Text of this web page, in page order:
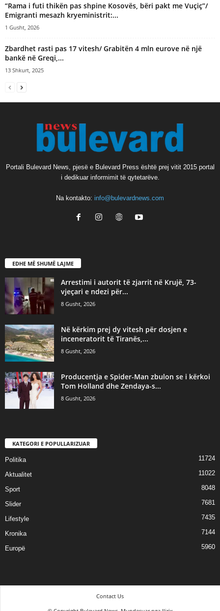
“Rama i futi thikën pas shpine Kosovës, bëri pakt me Vuçiç”/
Emigranti mesazh kryeministrit:...
1 Gusht, 2026
Zbardhet rasti pas 17 vitesh/ Grabitën 4 mln eurove në një
bankë në Greqi,...
13 Shkurt, 2025
Portali Bulevard News, pjesë e Bulevard Press është prej vitit 2015 portal
i dedikuar informimit të qytetarëve.
Na kontakto: info@bulevardnews.com
EDHE MË SHUMË LAJME
Arrestimi i autorit të zjarrit në Krujë, 73-
vjeçari e ndezi për...
8 Gusht, 2026
Në kërkim prej dy vitesh për dosjen e
inceneratorit të Tiranës,...
8 Gusht, 2026
Producentja e Spider-Man zbulon se i kërkoi
Tom Holland dhe Zendaya-s...
8 Gusht, 2026
KATEGORI E POPULLARIZUAR
Politika 11724
Aktualitet 11022
Sport 8048
Slider 7681
Lifestyle 7435
Kronika 7144
Europë 5960
Contact Us